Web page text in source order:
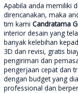
Apabila anda memiliki
direncanakan, maka
tim kami Candratama
interior desain yang
banyak kelebihan
3D dan revisi, gratis
pengiriman dan
pengerjaan cepat dan
dengan budget yang
professional dan